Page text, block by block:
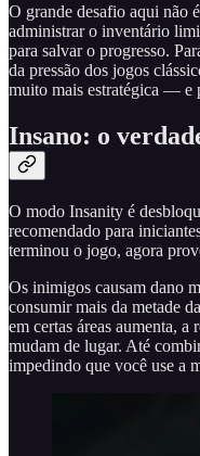
O grande desafio aqui não
administrar o inventário
para salvar o progresso.
da pressão dos jogos
muito mais estratégica — e
Insano: o
O modo Insanity é
recomendado para
terminou o jogo, agora
Os inimigos causam dano
consumir mais da metade
em certas áreas aumenta, a
mudam de lugar. Até
impedindo que você use a